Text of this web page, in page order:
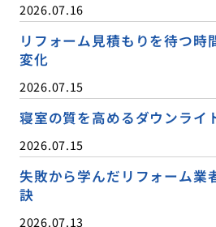
2026.07.16
リフォーム見積もりを待つ時
変化
2026.07.15
寝室の質を高めるダウンライ
2026.07.15
失敗から学んだリフォーム業
訣
2026.07.13